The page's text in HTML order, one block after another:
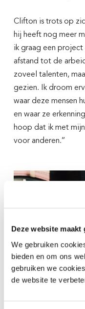
Deze website
We gebruiken
bieden en om ons
gebruiken we
de website te
Clifton is trots op
hij heeft nog meer
ik graag een
afstand tot de
zoveel talenten,
gezien. Ik droom
waar deze mensen
en waar ze
hoop dat ik met
voor anderen.’’
Fotografie: Lina Selg
Houd ons
jouw
We hebben deze
En: dit willen we
jouw feedback en
mee?
Bedankt!
Voornaam*